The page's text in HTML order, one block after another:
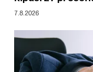
7.8.2026